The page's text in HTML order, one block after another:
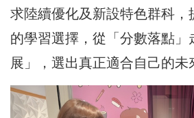
求陸續優化及新設特色群科，
的學習選擇，從「分數落點」
展」，選出真正適合自己的未